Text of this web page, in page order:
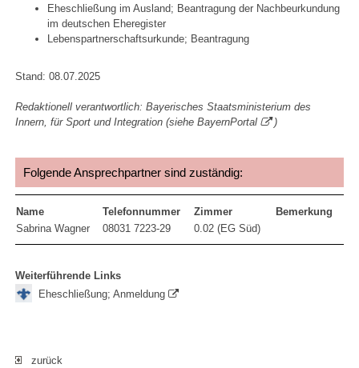
Eheschließung im Ausland; Beantragung der Nachbeurkundung
im deutschen Eheregister
Lebenspartnerschaftsurkunde; Beantragung
Stand: 08.07.2025
Redaktionell verantwortlich: Bayerisches Staatsministerium des
Innern, für Sport und Integration (sieheBayernPortal )
Folgende Ansprechpartner sind zuständig:
Name Telefonnummer Zimmer
Bemerkung
Sabrina Wagner
08031 7223-29 0.02 (EG Süd)
Weiterführende Links
Eheschließung; Anmeldung
zurück